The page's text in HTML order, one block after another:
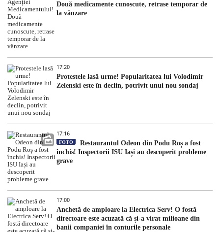
Două medicamente cunoscute, retrase temporar de
la vânzare
17:20
Protestele lasă urme! Popularitatea lui Volodimir
Zelenski este în declin, potrivit unui nou sondaj
17:16
FOTO
Restaurantul Odeon din Podu Roș a fost
închis! Inspectorii ISU Iași au descoperit probleme
grave
17:00
Anchetă de amploare la Electrica Serv! O fostă
directoare este acuzată că și-a virat milioane din
banii companiei în conturile personale